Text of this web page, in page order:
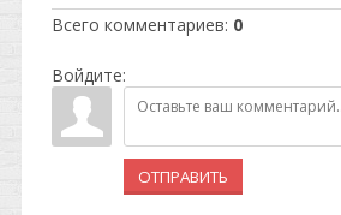
Всего комментариев: 0
Войдите:
ОТПРАВИТЬ